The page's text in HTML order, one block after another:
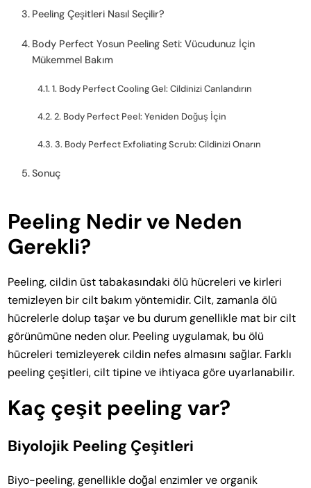
Peeling Çeşitleri Nasıl Seçilir?
Body Perfect Yosun Peeling Seti: Vücudunuz İçin
Mükemmel Bakım
1. Body Perfect Cooling Gel: Cildinizi Canlandırın
2. Body Perfect Peel: Yeniden Doğuş İçin
3. Body Perfect Exfoliating Scrub: Cildinizi Onarın
Sonuç
Peeling Nedir ve Neden
Gerekli?
Peeling, cildin üst tabakasındaki ölü hücreleri ve kirleri
temizleyen bir cilt bakım yöntemidir. Cilt, zamanla ölü
hücrelerle dolup taşar ve bu durum genellikle mat bir cilt
görünümüne neden olur. Peeling uygulamak, bu ölü
hücreleri temizleyerek cildin nefes almasını sağlar. Farklı
peeling çeşitleri, cilt tipine ve ihtiyaca göre uyarlanabilir.
Kaç çeşit peeling var?
Biyolojik Peeling Çeşitleri
Biyo-peeling, genellikle doğal enzimler ve organik